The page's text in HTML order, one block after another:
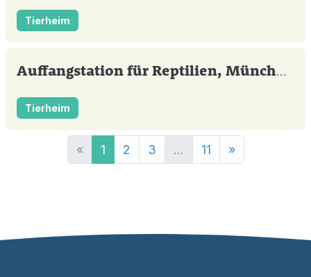
Tierheim
Auffangstation für Reptilien, München e.V.
Tierheim
« 1 2 3 ... 11 »